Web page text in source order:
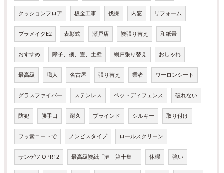
クッションフロア 板金工事 伐採 内窓 リフォーム
プラメイクE2 表彰式 瀬戸店 襖張り替え 和紙畳
おすすめ 障子、襖、畳、土壁 網戸張り替え おしゃれ
最高級 職人 名古屋 張り替え 業者 ワーロンシート
グラスファイバー ステンレス ペットディフェンス 破れない
防犯 勝手口 耐久 ブラインド シルキー 取り付け
フッ素コートで ノンビスタイプ ロールスクリーン
サンゲツ OPR12 最高級襖紙「漣 第十集」 休暇 強い